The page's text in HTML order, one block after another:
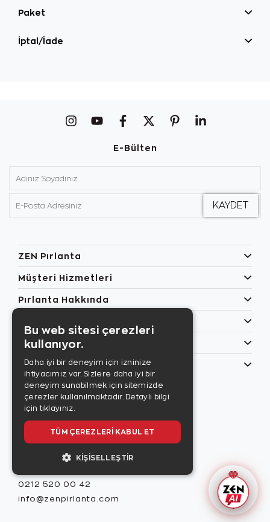
Paket
İptal/İade
E-Bülten
ZEN Pırlanta
Müşteri Hizmetleri
Pırlanta Hakkında
Özel Günler
Bilgilerim
Son sayıyı
0212 520 00 42
info@zenpirlanta.com
Bu web sitesi çerezleri
kullanıyor.
Daha iyi bir deneyim için izninize
ihtiyacımız var. Sizlere daha iyi bir
deneyim sunabilmek için sitemizde
çerezler kullanılmaktadır. Detaylı bilgi
için tıklayınız.
TÜM ÇEREZLERI KABUL ET
KIŞISELLEŞTIR